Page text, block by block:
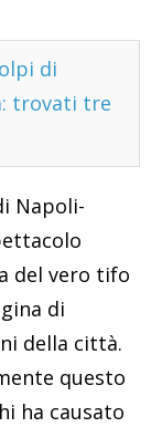
di
trovati tre
Napoli-
del vero tifo
di
della città.
questo
ha causato